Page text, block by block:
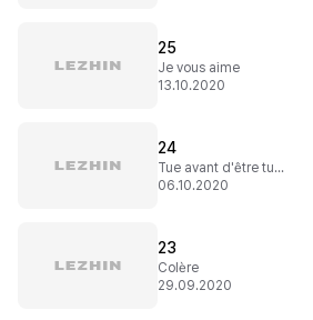
25
Je vous aime
13.10.2020
24
Tue avant d'être tuée
06.10.2020
23
Colère
29.09.2020